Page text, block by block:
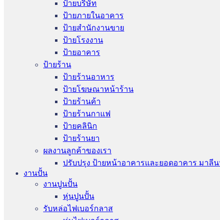
ป้ายบริษัท
ป้ายภายในอาคาร
ป้ายสำนักงานขาย
ป้ายโรงงาน
ป้ายอาคาร
ป้ายร้าน
ป้ายร้านอาหาร
ป้ายโฆษณาหน้าร้าน
ป้ายร้านค้า
ป้ายร้านกาแฟ
ป้ายคลินิก
ป้ายร้านยา
ผลงานลูกค้าของเรา
ปรับปรุง ป้ายหน้าอาคารและยอดอาคาร มาลี
งานปั้น
งานปูนปั้น
หุ่นปูนปั้น
รับหล่อไฟเบอร์กลาส